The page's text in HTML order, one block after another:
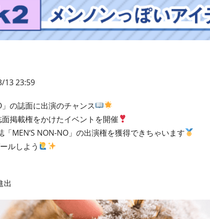
13 23:59
の誌面に出演のチャンス
掲載権をかけたイベントを開催
MEN‘S NON-NO」の出演権を獲得できちゃいます
ルしよう
出